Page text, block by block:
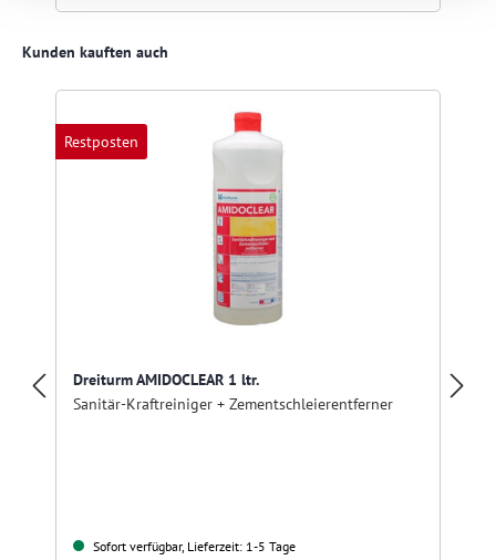
Produktgalerie überspringen
Kunden kauften auch
Restposten
Dreiturm AMIDOCLEAR 1 ltr.
Sanitär-Kraftreiniger + Zementschleierentferner
Sofort verfügbar, Lieferzeit: 1-5 Tage